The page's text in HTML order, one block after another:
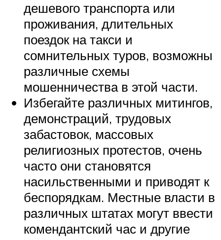
дешевого транспорта или
проживания, длительных
поездок на такси и
сомнительных туров, возможны
различные схемы
мошенничества в этой части.
Избегайте различных митингов,
демонстраций, трудовых
забастовок, массовых
религиозных протестов, очень
часто они становятся
насильственными и приводят к
беспорядкам. Местные власти в
различных штатах могут ввести
комендантский час и другие